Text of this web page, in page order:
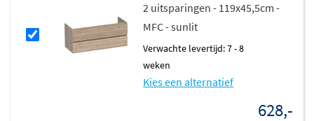
2 uitsparingen - 119x45,5cm -
MFC - sunlit
Verwachte levertijd: 7 - 8
weken
Kies een alternatief
628,-